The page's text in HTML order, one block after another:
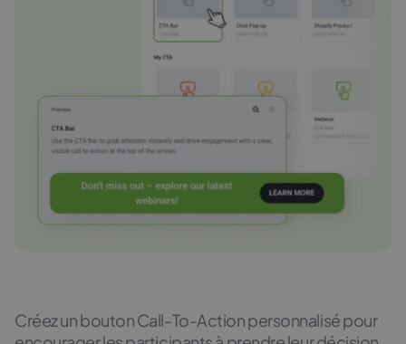
Créez un bouton Call-To-Action personnalisé pour